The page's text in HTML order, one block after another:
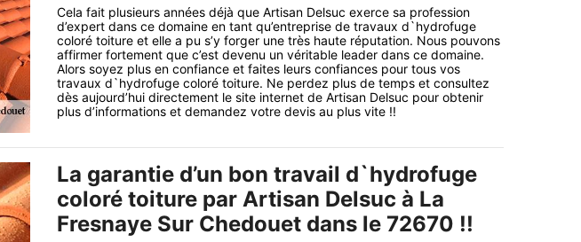
Cela fait plusieurs années déjà que Artisan Delsuc exerce sa profession
d’expert dans ce domaine en tant qu’entreprise de travaux d`hydrofuge
coloré toiture et elle a pu s’y forger une très haute réputation. Nous pouvons
affirmer fortement que c’est devenu un véritable leader dans ce domaine.
Alors soyez plus en confiance et faites leurs confiances pour tous vos
travaux d`hydrofuge coloré toiture. Ne perdez plus de temps et consultez
dès aujourd’hui directement le site internet de Artisan Delsuc pour obtenir
plus d’informations et demandez votre devis au plus vite !!
La garantie d’un bon travail d`hydrofuge
coloré toiture par Artisan Delsuc à La
Fresnaye Sur Chedouet dans le 72670 !!